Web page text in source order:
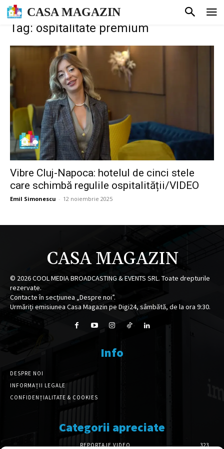
CASA MAGAZIN
Tag: ospitalitate premium
Vibre Cluj-Napoca: hotelul de cinci stele
care schimbă regulile ospitalității/VIDEO
Emil Simonescu - 12 noiembrie 2025
CASA MAGAZIN
© 2026COOL MEDIA BROADCASTING & EVENTS SRL. Toate drepturile
rezervate.
Contacte în secțiunea „Despre noi”.
Urmăriți emisiunea Casa Magazin pe Digi24, sâmbătă, de la ora 9:30.
Info
DESPRE NOI
INFORMAȚII LEGALE
CONFIDENȚIALITATE & COOKIES
Categorii apreciate
REPORTAJE VIDEO 323